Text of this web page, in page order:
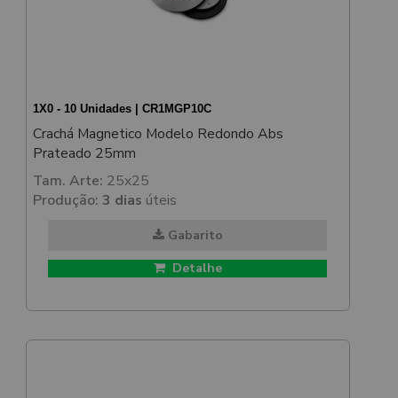
1X0 - 10 Unidades | CR1MGP10C
Crachá Magnetico Modelo Redondo Abs
Prateado 25mm
Tam. Arte: 25x25
Produção: 3 dias úteis
Gabarito
Detalhe